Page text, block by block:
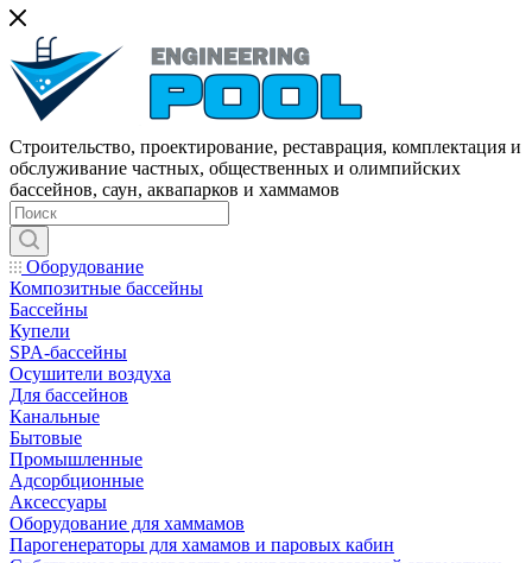
Строительство, проектирование, реставрация, комплектация и
обслуживание частных, общественных и олимпийских
бассейнов, саун, аквапарков и хаммамов
Оборудование
Композитные бассейны
Бассейны
Купели
SPA-бассейны
Осушители воздуха
Для бассейнов
Канальные
Бытовые
Промышленные
Адсорбционные
Аксессуары
Оборудование для хаммамов
Парогенераторы для хамамов и паровых кабин